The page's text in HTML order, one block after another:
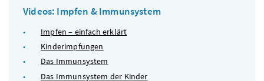
Videos: Impfen & Immunsystem
Impfen – einfach erklärt
Kinderimpfungen
Das Immunsystem
Das Immunsystem der Kinder